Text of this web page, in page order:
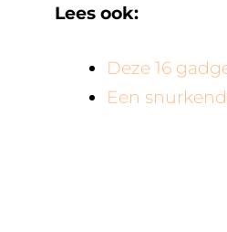
Lees ook:
Deze 16
Een